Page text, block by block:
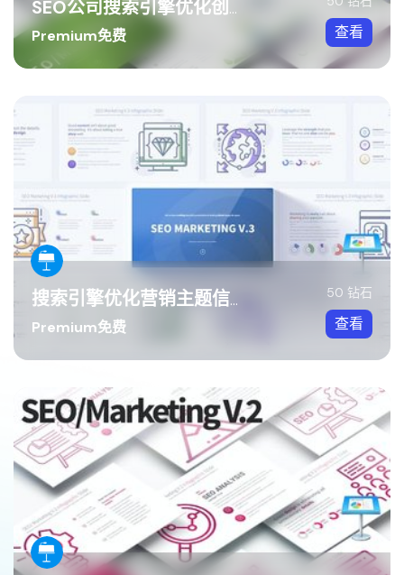
SEO公司搜索引擎优化创意插画keynote模板
Premium免费
查看
搜索引擎优化营销主题信息图表keynote模板
Premium免费
50 钻石
查看